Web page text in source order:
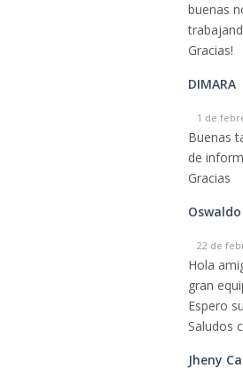
buenas
Gracias!
DIMARA
1 de
Buenas
de
Gracias
22 de
Hola
gran
Espero
Saludos
Jheny